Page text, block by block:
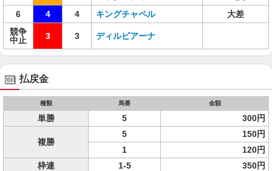
6
4 4 キングチャペル
大差
競争
中止
3 3 ディルビアーナ
払戻金
種類 馬番 金額
単勝 5 300円
複勝
5
150円
1
120円
枠連
1-5 350円